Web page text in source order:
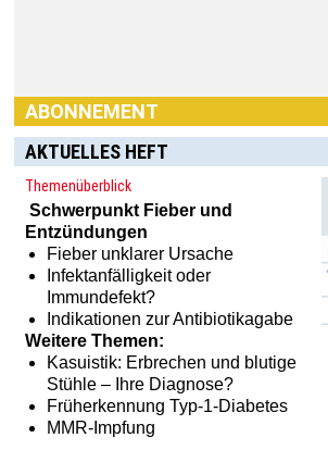
ABONNEMENT
Haben Sie Interesse an einem
Sie einfach hier:[MTX]-Shop
AKTUELLES HEFT
Themenüberblick
Schwerpunkt Fieber und
Entzündungen
Fieber unklarer Ursache
Infektanfälligkeit oder
Immundefekt?
Indikationen zur Antibiotikagabe
Weitere Themen:
Kasuistik: Erbrechen und blutige
Stühle – Ihre Diagnose?
Früherkennung Typ-1-Diabetes
MMR-Impfung